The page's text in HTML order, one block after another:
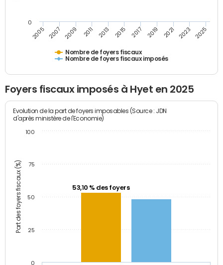
Nombre de foyers fiscaux
Nombre de foyers fiscaux imposés
2005 2007 2009 2011 2013 2015 2017 2019 2021 2023 2025
0
Foyers fiscaux imposés à Hyet en 2025
Part des foyers fiscaux (%)
Evolution de la part de foyers imposables (Source : JDN
d'après ministère de l'Economie)
53,10 % des foyers
0
25
50
75
100